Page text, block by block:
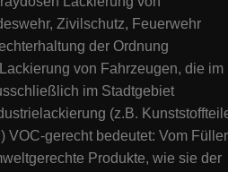
Zivilschutz, Feuerwehr
der Ordnung
von Fahrzeugen, die im
im Stadtgebiet
(z.B.
VOC-gerecht bedeutet: Vom Füller
Produkte, wie sie der